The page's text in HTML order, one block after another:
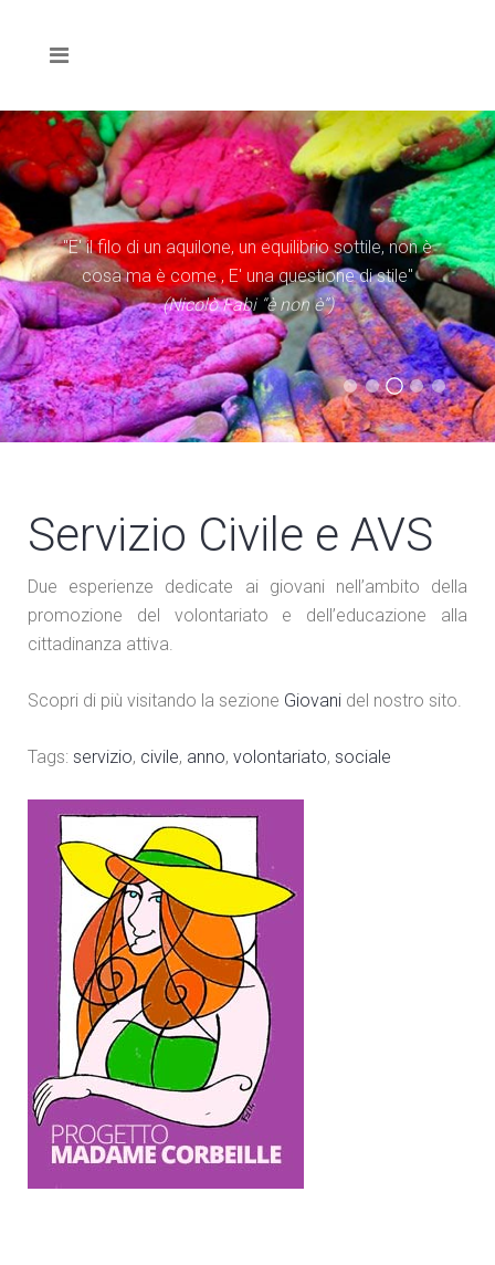
(Don Tonino Bello)
(Evangelii Gaudium)
"E' il filo di un aquilone, un equilibrio sottile, non è
cosa ma è come , E' una questione di stile"
(Nicolò Fabi “è non è”)
(Statuto Caritas Italiana)
Servizio Civile e AVS
Due esperienze dedicate ai giovani nell’ambito della
promozione del volontariato e dell’educazione alla
cittadinanza attiva.
Scopri di più visitando la sezione Giovani del nostro sito.
Tags: servizio, civile, anno, volontariato, sociale